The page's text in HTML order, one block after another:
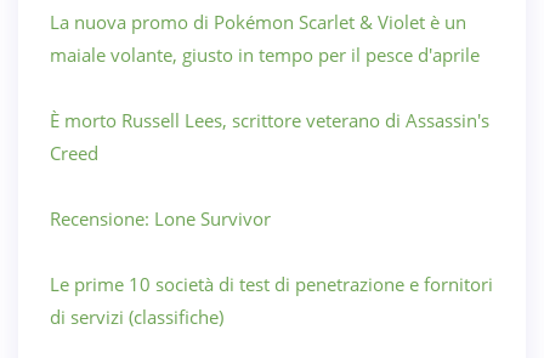
La nuova promo di Pokémon Scarlet & Violet è un
maiale volante, giusto in tempo per il pesce d'aprile
È morto Russell Lees, scrittore veterano di Assassin's
Creed
Recensione: Lone Survivor
Le prime 10 società di test di penetrazione e fornitori
di servizi (classifiche)